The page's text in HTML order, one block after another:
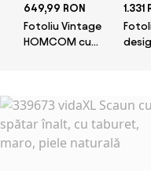
649,99 RON
Fotoliu Vintage
HOMCOM cu
Dormitor cu
Spatar Inalt,
picioare din
metal zincat
1.331